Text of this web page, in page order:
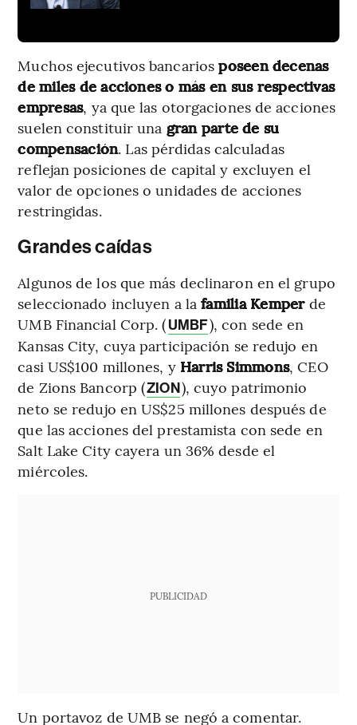
Muchos ejecutivos bancarios poseen decenas
de miles de acciones o más en sus respectivas
empresas, ya que las otorgaciones de acciones
suelen constituir una gran parte de su
compensación. Las pérdidas calculadas
reflejan posiciones de capital y excluyen el
valor de opciones o unidades de acciones
restringidas.
Grandes caídas
Algunos de los que más declinaron en el grupo
seleccionado incluyen a la familia Kemper de
UMB Financial Corp. (UMBF), con sede en
Kansas City, cuya participación se redujo en
casi US$100 millones, y Harris Simmons, CEO
de Zions Bancorp (ZION), cuyo patrimonio
neto se redujo en US$25 millones después de
que las acciones del prestamista con sede en
Salt Lake City cayera un 36% desde el
miércoles.
PUBLICIDAD
Un portavoz de UMB se negó a comentar.